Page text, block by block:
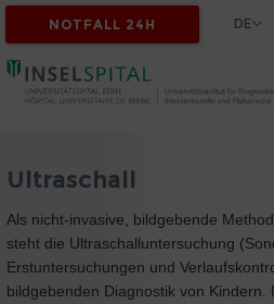
NOTFALL 24H DE
Ultraschall
Als nicht-invasive, bildgebende
steht die Ultraschalluntersuchung
Erstuntersuchungen und
bildgebenden Diagnostik von Kindern.